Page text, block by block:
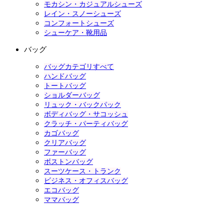
モカシン・カジュアルシューズ
レイン・スノーシューズ
コンフォートシューズ
シューケア・靴用品
バッグ
バッグカテゴリすべて
ハンドバッグ
トートバッグ
ショルダーバッグ
リュック・バックパック
ボディバッグ・サコッシュ
クラッチ・パーティバッグ
カゴバッグ
クリアバッグ
ファーバッグ
ボストンバッグ
スーツケース・トランク
ビジネス・オフィスバッグ
エコバッグ
ママバッグ